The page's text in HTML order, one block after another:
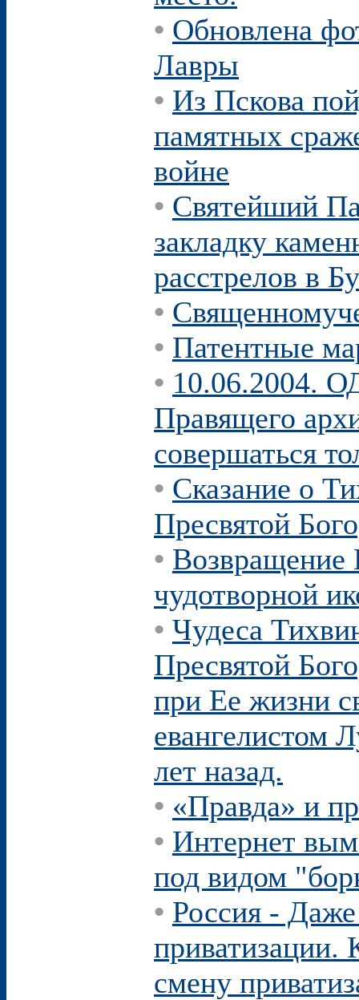
• Обновлена
Лавры
• Из Пскова
памятных
войне
• Святейший
закладку
расстрелов в
•
• Патентные
• 10.06.2004.
Правящего
совершаться
• Сказание о
Пресвятой
• Возвращение
чудотворной
• Чудеса
Пресвятой
при Ее жизни
евангелистом
лет назад.
• «Правда» и
• Интернет
под видом
• Россия -
приватизации.
смену